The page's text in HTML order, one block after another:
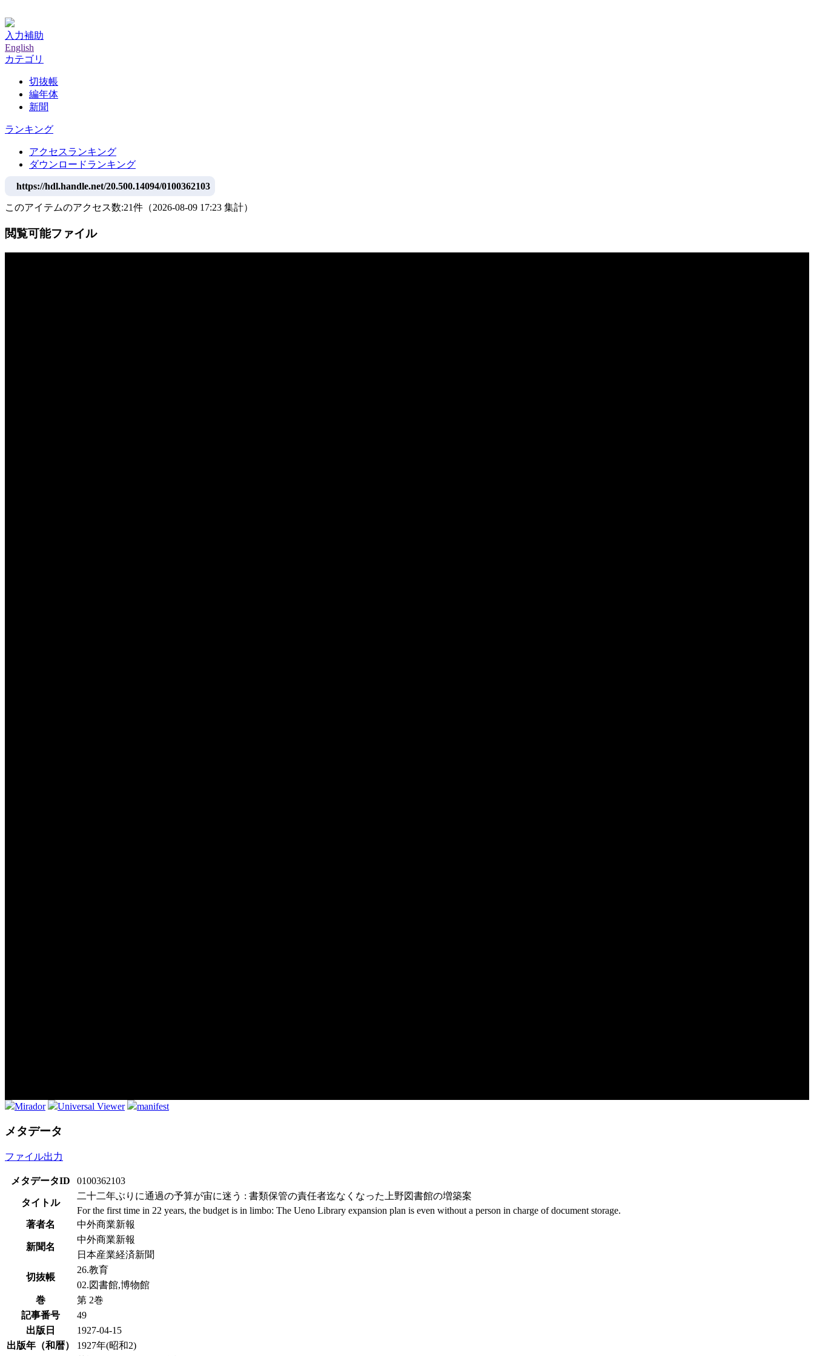
入力補助
English
カテゴリ
切抜帳
編年体
新聞
ランキング
アクセスランキング
ダウンロードランキング
https://hdl.handle.net/20.500.14094/0100362103
このアイテムのアクセス数:21件 （2026-08-09 17:23 集計）
閲覧可能ファイル
Mirador Universal Viewer manifest
メタデータ
ファイル出力
メタデータID 0100362103
タイトル
二十二年ぶりに通過の予算が宙に迷う : 書類保管の責任者迄なくなった上野図書館の増築案
For the first time in 22 years, the budget is in limbo: The Ueno Library expansion plan is even without a person in charge of document storage.
著者名
中外商業新報
新聞名
中外商業新報
日本産業経済新聞
切抜帳
26.教育
02.図書館,博物館
巻
第 2巻
記事番号
49
出版日
1927-04-15
出版年（和暦）
1927年(昭和2)